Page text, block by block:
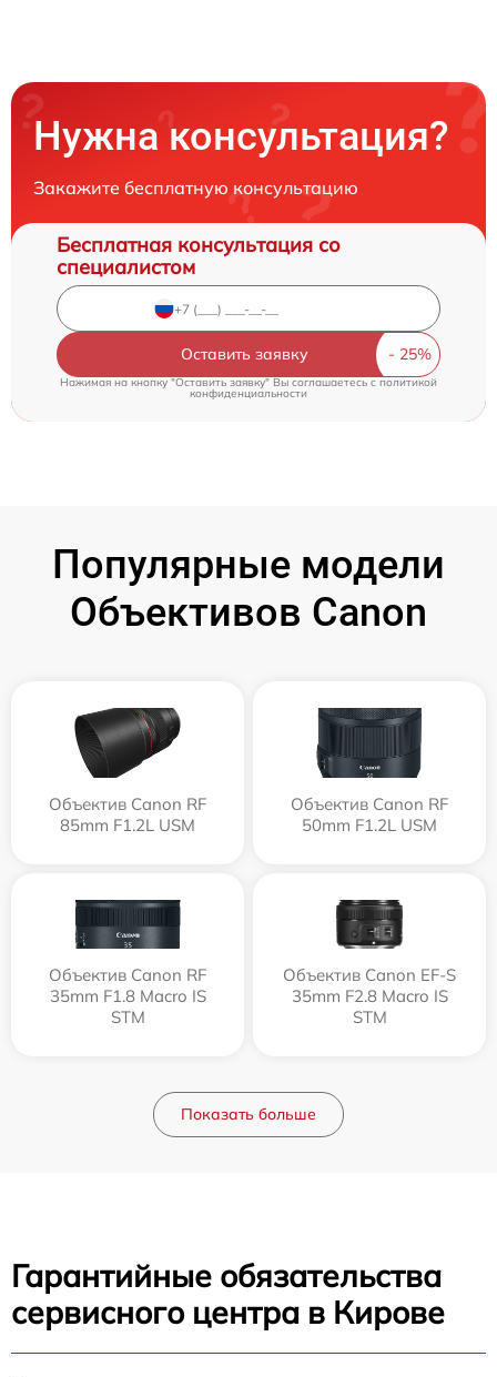
Нужна консультация?
Закажите бесплатную консультацию
Бесплатная консультация со
специалистом
Оставить заявку
Нажимая на кнопку "Оставить заявку" Вы соглашаетесь cполитикой
конфиденциальности
Популярные модели
Объективов Canon
Объектив Canon RF
85mm F1.2L USM
Объектив Canon RF
50mm F1.2L USM
Объектив Canon RF
35mm F1.8 Macro IS
STM
Объектив Canon EF-S
35mm F2.8 Macro IS
STM
Показать больше
Гарантийные обязательства
сервисного центра в Кирове